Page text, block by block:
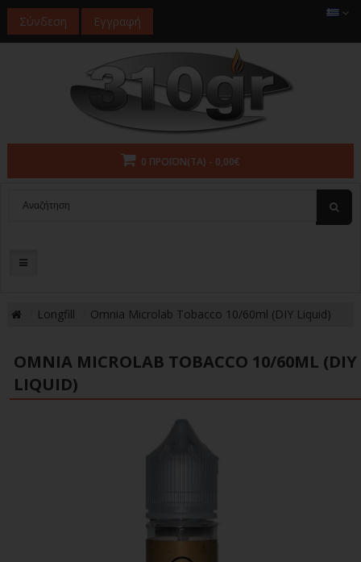
Σύνδεση Εγγραφή
0 ΠΡΟΪΌΝ(ΤΑ) - 0,00€
Longfill Omnia Microlab Tobacco 10/60ml (DIY Liquid)
OMNIA MICROLAB TOBACCO 10/60ML (DIY
LIQUID)